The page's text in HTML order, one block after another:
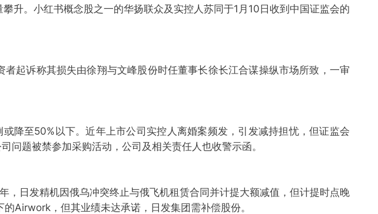
升。小红书概念股之一的华扬联众及实控人苏同于1月10日收到中国证监会的
起诉称其损失由徐翔与文峰股份时任董事长徐长江合谋操纵市场所致，一审
降至50%以下。近年上市公司实控人离婚案频发，引发减持担忧，但证监会
题被禁参加采购活动，公司及相关责任人也收警示函。
日发精机因俄乌冲突终止与俄飞机租赁合同并计提大额减值，但计提时点晚
Airwork，但其业绩未达承诺，日发集团需补偿股份。